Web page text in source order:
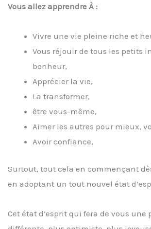
Vous allez apprendre À :
Vivre une vie pleine riche et
Vous réjouir de tous les petits
bonheur,
Apprécier la vie,
La transformer,
être vous-même,
Aimer les autres pour mieux,
Avoir confiance,
Surtout, tout cela en commençant
en adoptant un tout nouvel état
Cet état d’esprit qui fera de vous une